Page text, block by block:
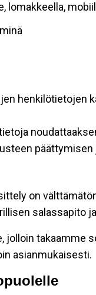
päättymisen
on
salassapito
jolloin takaamme
asianmukaisesti.